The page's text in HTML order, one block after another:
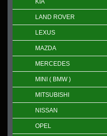
KIA
LAND ROVER
LEXUS
MAZDA
MERCEDES
MINI ( BMW )
MITSUBISHI
NISSAN
OPEL